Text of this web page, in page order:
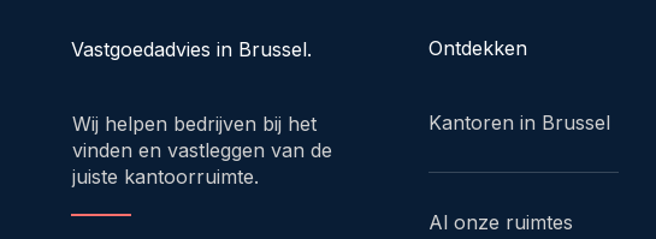
Vastgoedadvies in Brussel.
Wij helpen bedrijven bij het
vinden en vastleggen van de
juiste kantoorruimte.
Ontdekken
Kantoren in Brussel
Al onze ruimtes